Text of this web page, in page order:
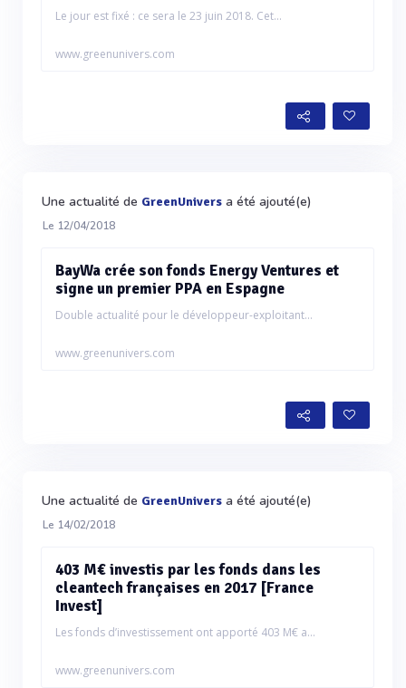
Le jour est fixé : ce sera le 23 juin 2018. Cet...
www.greenunivers.com
Une actualité de GreenUnivers a été ajouté(e)
Le 12/04/2018
BayWa crée son fonds Energy Ventures et
signe un premier PPA en Espagne
Double actualité pour le développeur-exploitant...
www.greenunivers.com
Une actualité de GreenUnivers a été ajouté(e)
Le 14/02/2018
403 M€ investis par les fonds dans les
cleantech françaises en 2017 [France
Invest]
Les fonds d’investissement ont apporté 403 M€ a...
www.greenunivers.com